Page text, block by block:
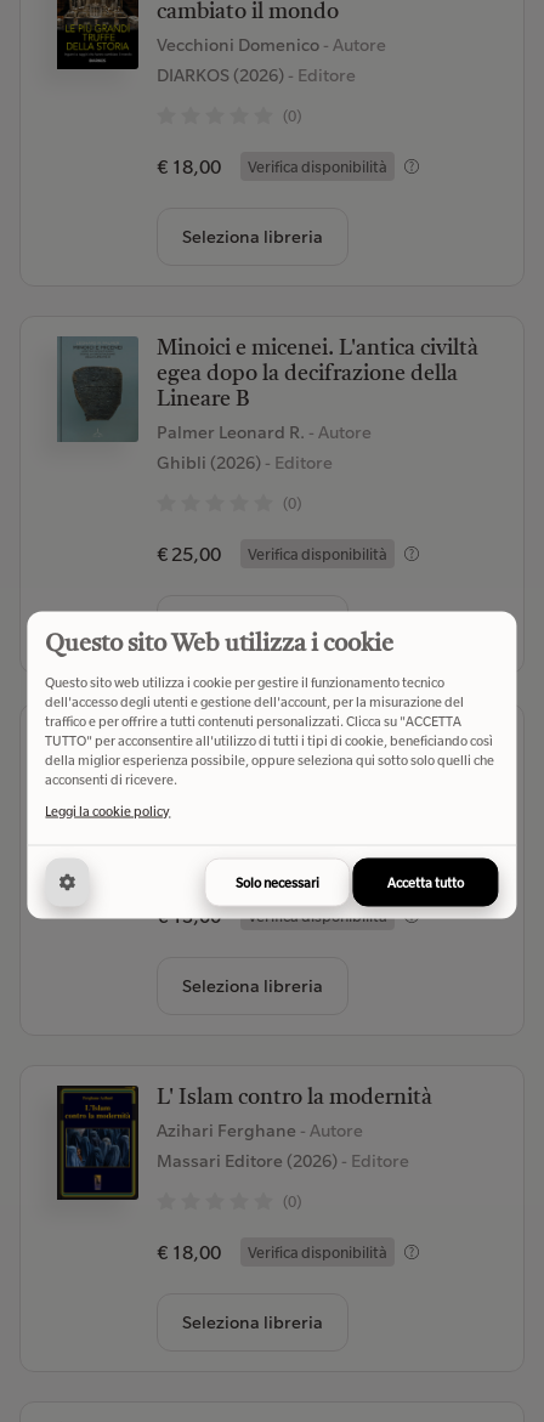
cambiato il mondo
Vecchioni Domenico - Autore
DIARKOS (2026)- Editore
(0)
€ 18,00 Verifica disponibilità
Seleziona libreria
Minoici e micenei. L'antica civiltà
egea dopo la decifrazione della
Lineare B
Palmer Leonard R. - Autore
Ghibli (2026)- Editore
(0)
€ 25,00 Verifica disponibilità
Fondato sulla sabbia. Un viaggio
nel futuro di Israele
Garzanti (2026)
€ 13,00 Verifica disponibilità
Seleziona libreria
L' Islam contro la modernità
Azihari Ferghane - Autore
Massari Editore (2026)- Editore
(0)
€ 18,00 Verifica disponibilità
Seleziona libreria
Questo sito Web utilizza i cookie
Questo sito web utilizza i cookie per gestire il funzionamento tecnico
dell'accesso degli utenti e gestione dell'account, per la misurazione del
traffico e per offrire a tutti contenuti personalizzati. Clicca su "ACCETTA
TUTTO" per acconsentire all'utilizzo di tutti i tipi di cookie, beneficiando così
della miglior esperienza possibile, oppure seleziona qui sotto solo quelli che
acconsenti di ricevere.
Leggi la cookie policy
Solo necessari Accetta tutto